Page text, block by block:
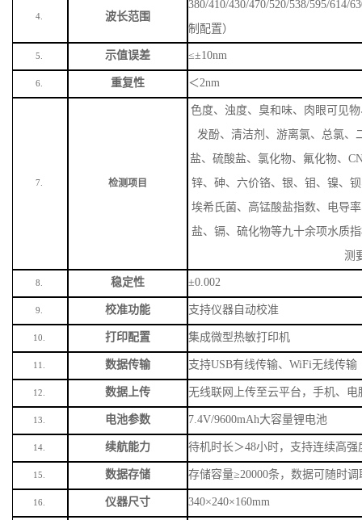
4. 波长范围
380/410/430/470/520/538/595/614/
制配置）
5. 示值误差 ≤±10nm
6. 重复性 ＜2nm
7. 检测项目
色度、浊度、臭和味、肉眼可见物
发酚、清洁剂、游离氯、总氯、
盐、硫酸盐、氯化物、氟化物、
锌、砷、六价铬、银、钼、镍、
埃希氏菌、高锰酸盐指数、电导
盐、镉、硫化物等九十余项水质
测
8. 稳定性 ±0.002
9. 校准功能 支持仪器自动校准
10. 打印配置 集成微型热敏打印机
11. 数据传输 支持USB有线传输、WiFi无线传输
12. 数据上传 无线联网上传至云平台，手机、
13. 电池参数 7.4V/9600mAh大容量锂电池
14. 续航能力 待机时长＞48小时，支持连续高
15. 数据存储 存储容量≥20000条，数据可随时
16. 仪器尺寸 340×240×160mm